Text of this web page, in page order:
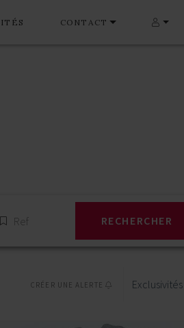
CONTACT
RECHERCHER
CRÉER UNE ALERTE
Exclusivités